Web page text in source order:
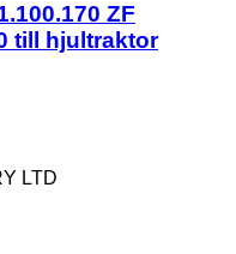
ZF
till hjultraktor
LTD